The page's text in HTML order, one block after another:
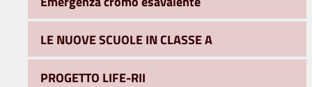
LE NUOVE SCUOLE IN CLASSE A
PROGETTO LIFE-RII